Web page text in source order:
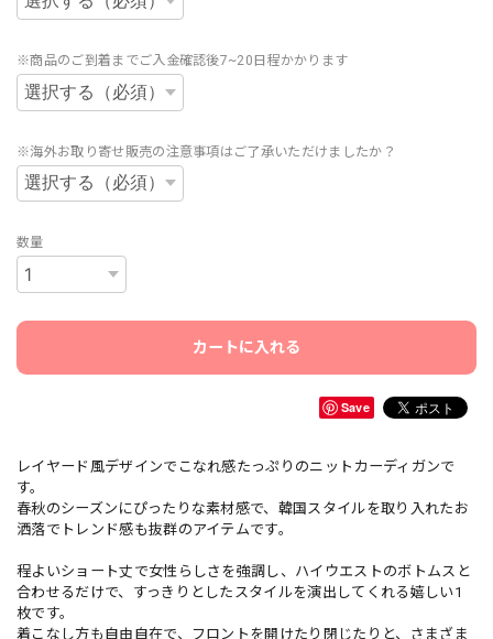
※商品のご到着までご入金確認後7~20日程かかります
※海外お取り寄せ販売の注意事項はご了承いただけましたか？
数量
カートに入れる
Save
レイヤード風デザインでこなれ感たっぷりのニットカーディガンで
す。
春秋のシーズンにぴったりな素材感で、韓国スタイルを取り入れたお
洒落でトレンド感も抜群のアイテムです。
程よいショート丈で女性らしさを強調し、ハイウエストのボトムスと
合わせるだけで、すっきりとしたスタイルを演出してくれる嬉しい1
枚です。
着こなし方も自由自在で、フロントを開けたり閉じたりと、さまざま